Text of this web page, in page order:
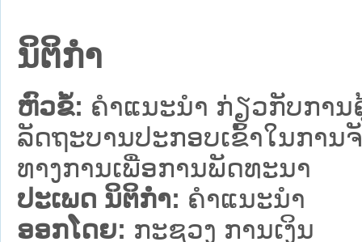
ນິຕິກໍາ
ຫົວຂໍ້: ຄໍາແນະນໍາ ກ່ຽວກັບກາ
ລັດຖະບານປະກອບເຂົ້າໃນການ
ທາງການເພື່ອການພັດທະນາ
ປະເພດ ນິຕິກໍາ: ຄໍາແນະນໍາ
ອອກໂດຍ: ກະຊວງ ການເງິນ